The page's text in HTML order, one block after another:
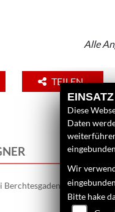
Alle
TEILEN
Berchtesgaden
Diese
Daten
Wir
Bitte hake